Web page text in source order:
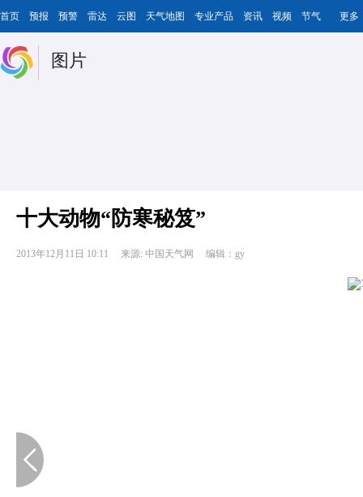
首页 预报 预警 雷达 云图 天气地图 专业产品 资讯 视频 节气 更多
图片
十大动物“防寒秘笈”
2013年12月11日 10:11 来源: 中国天气网 编辑：gy